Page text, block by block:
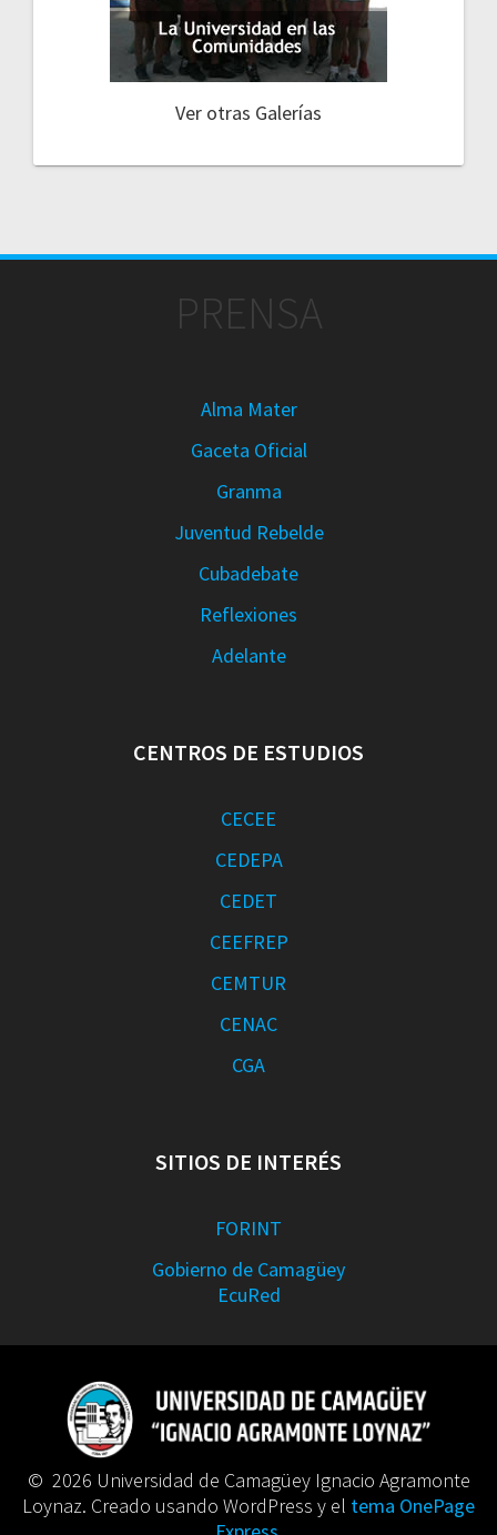
Ver otras Galerías
PRENSA
Alma Mater
Gaceta Oficial
Granma
Juventud Rebelde
Cubadebate
Reflexiones
Adelante
CENTROS DE ESTUDIOS
CECEE
CEDEPA
CEDET
CEEFREP
CEMTUR
CENAC
CGA
SITIOS DE INTERÉS
FORINT
Gobierno de Camagüey
EcuRed
© 2026 Universidad de Camagüey Ignacio Agramonte
Loynaz. Creado usando WordPress y el tema OnePage